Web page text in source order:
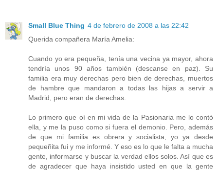
Small Blue Thing 4 de febrero de 2008 a las 22:42
Querida compañera María Amelia:
Cuando yo era pequeña, tenía una vecina ya mayor, ahora
tendría unos 90 años también (descanse en paz). Su
familia era muy derechas pero bien de derechas, muertos
de hambre que mandaron a todas las hijas a servir a
Madrid, pero eran de derechas.
Lo primero que oí en mi vida de la Pasionaria me lo contó
ella, y me la puso como si fuera el demonio. Pero, además
de que mi familia es obrera y socialista, yo ya desde
pequeñita fui y me informé. Y eso es lo que le falta a mucha
gente, informarse y buscar la verdad ellos solos. Así que es
de agradecer que haya insistido usted en que la gente